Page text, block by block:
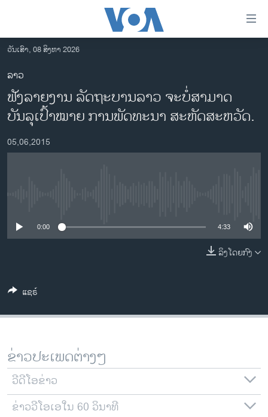
ເຂົ້າ
ຫາ
ຂ້າມ
ຂ້າມ
ຂ້າມ
ໄປ
ຫາ
ຊອກ
ອາເມຣິກາ
ການເລືອກຕັ້ງ ປະທານາທີບໍດີ ສະຫະລັດ 2024
ຂ່າວ​ຈີນ
ຊີວິດຊາວລາວ
ທຸລະກິດ
ພາສາອັງກິດ
ສຽງ
ລາຍການກະຈາຍສຽງ
ລາຍງານ
ຕິດຕາມພວກເຮົາ ທີ່
ວັນເສົາ, 08 ສິງຫາ 2026
ລາວ
ຟັງລາຍງານ ລັດຖະບານລາວ ຈະບໍ່ສາມາດ
ບັນລຸເປົ້າໝາຍ ການພັດທະນາ ສະຫັດສະຫວັດ.
05,06,2015
0:00 4:33
ລິງໂດຍກົງ
ແຊຣ໌
ຂ່າວປະເພດຕ່າງໆ
ວີດີໂອຂ່າວ
ຂ່າວວີໂອເອໃນ 60 ວິນາທີ